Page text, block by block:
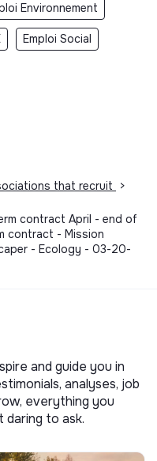
Environnement
Emploi Social
that recruit
>
contract April - end of
contract - Mission
- Ecology - 03-20-
and guide you in
analyses, job
everything you
to ask.